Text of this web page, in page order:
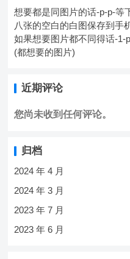
想要都是同图片的话-p-p-等
八张的空白的白图保存到手
如果想要图片都不同得话-1-
(都想要的图片)
近期评论
您尚未收到任何评论。
归档
2024 年 4 月
2024 年 3 月
2023 年 7 月
2023 年 6 月